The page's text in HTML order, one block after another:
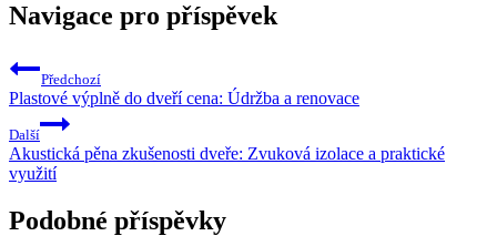
Navigace pro příspěvek
Předchozí
Plastové výplně do dveří cena: Údržba a renovace
Další
Akustická pěna zkušenosti dveře: Zvuková izolace a praktické
využití
Podobné příspěvky